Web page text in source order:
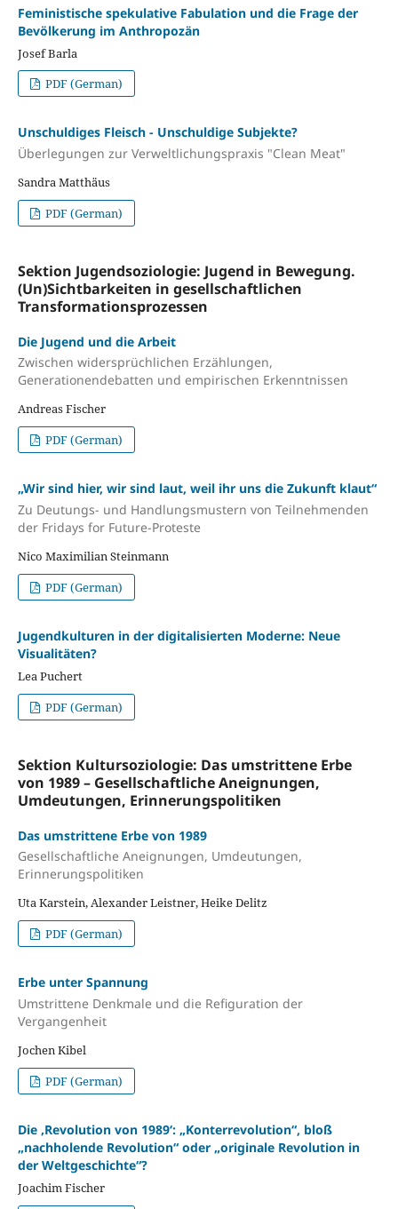
Feministische spekulative Fabulation und die Frage der
Bevölkerung im Anthropozän
Josef Barla
PDF (German)
Unschuldiges Fleisch - Unschuldige Subjekte?
Überlegungen zur Verweltlichungspraxis "Clean Meat"
Sandra Matthäus
PDF (German)
Sektion Jugendsoziologie: Jugend in Bewegung.
(Un)Sichtbarkeiten in gesellschaftlichen
Transformationsprozessen
Die Jugend und die Arbeit
Zwischen widersprüchlichen Erzählungen,
Generationendebatten und empirischen Erkenntnissen
Andreas Fischer
PDF (German)
„Wir sind hier, wir sind laut, weil ihr uns die Zukunft klaut“
Zu Deutungs- und Handlungsmustern von Teilnehmenden
der Fridays for Future-Proteste
Nico Maximilian Steinmann
PDF (German)
Jugendkulturen in der digitalisierten Moderne: Neue
Visualitäten?
Lea Puchert
PDF (German)
Sektion Kultursoziologie: Das umstrittene Erbe
von 1989 – Gesellschaftliche Aneignungen,
Umdeutungen, Erinnerungspolitiken
Das umstrittene Erbe von 1989
Gesellschaftliche Aneignungen, Umdeutungen,
Erinnerungspolitiken
Uta Karstein, Alexander Leistner, Heike Delitz
PDF (German)
Erbe unter Spannung
Umstrittene Denkmale und die Refiguration der
Vergangenheit
Jochen Kibel
PDF (German)
Die ‚Revolution von 1989‘: „Konterrevolution“, bloß
„nachholende Revolution“ oder „originale Revolution in
der Weltgeschichte“?
Joachim Fischer